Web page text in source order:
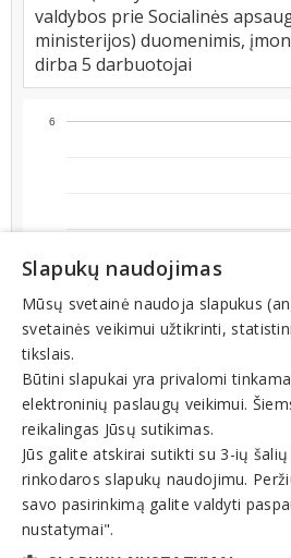
valdybos prie Socialinės
ministerijos) duomenimis,
dirba 5 darbuotojai
2025-08-092025-08-222025-09-042025-09-172025-09-302025-10-132025-10-262025-11-082025-11-212025-12-042025-12-172025-12-302026-01-122026-01-252026-02-072026-02-202026-03-05
4
5
6
Slapukų naudojimas
Mūsų svetainė naudoja slapukus
svetainės veikimui užtikrinti,
tikslais.
Būtini slapukai yra privalomi
elektroninių paslaugų veikimui.
reikalingas Jūsų sutikimas.
Jūs galite atskirai sutikti su 3-ių
rinkodaros slapukų naudojimu.
savo pasirinkimą galite valdyti
nustatymai".